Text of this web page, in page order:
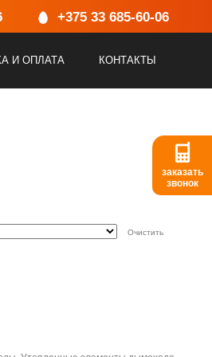
заказать
звонок
25, пом.2+375 33 685-60-06
И ОПЛАТА КОНТАКТЫ
Очистить